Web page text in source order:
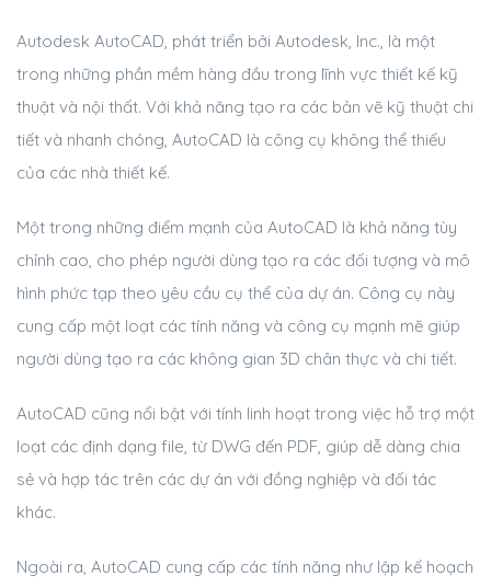
Autodesk AutoCAD, phát triển bởi Autodesk, Inc., là một
trong những phần mềm hàng đầu trong lĩnh vực thiết kế kỹ
thuật và nội thất. Với khả năng tạo ra các bản vẽ kỹ thuật chi
tiết và nhanh chóng, AutoCAD là công cụ không thể thiếu
của các nhà thiết kế.
Một trong những điểm mạnh của AutoCAD là khả năng tùy
chỉnh cao, cho phép người dùng tạo ra các đối tượng và mô
hình phức tạp theo yêu cầu cụ thể của dự án. Công cụ này
cung cấp một loạt các tính năng và công cụ mạnh mẽ giúp
người dùng tạo ra các không gian 3D chân thực và chi tiết.
AutoCAD cũng nổi bật với tính linh hoạt trong việc hỗ trợ một
loạt các định dạng file, từ DWG đến PDF, giúp dễ dàng chia
sẻ và hợp tác trên các dự án với đồng nghiệp và đối tác
khác.
Ngoài ra, AutoCAD cung cấp các tính năng như lập kế hoạch